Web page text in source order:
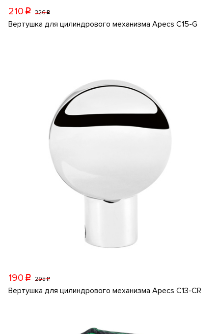
210 p 326p
Вертушка для цилиндрового механизма Apecs C15-G
190 p 295p
Вертушка для цилиндрового механизма Apecs C13-CR